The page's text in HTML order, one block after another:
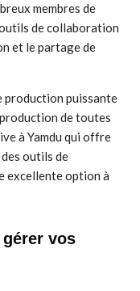
membres de
de collaboration
et le partage de
production puissante
de toutes
à Yamdu qui offre
outils de
excellente option à
vos